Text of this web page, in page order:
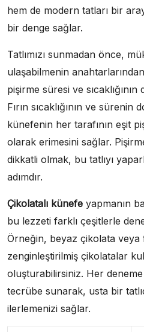
hem de modern tatları bir
bir denge sağlar.
Tatlımızı sunmadan önce,
ulaşabilmenin
pişirme süresi ve sıcaklığının
Fırın sıcaklığının ve sürenin
künefenin her tarafının eşit
olarak erimesini sağlar.
dikkatli olmak, bu tatlıyı
adımdır.
Çikolatalı künefe yapmanın
bu lezzeti farklı çeşitlerle
Örneğin, beyaz çikolata veya
zenginleştirilmiş çikolatalar
oluşturabilirsiniz. Her
tecrübe sunarak, usta bir
ilerlemenizi sağlar.